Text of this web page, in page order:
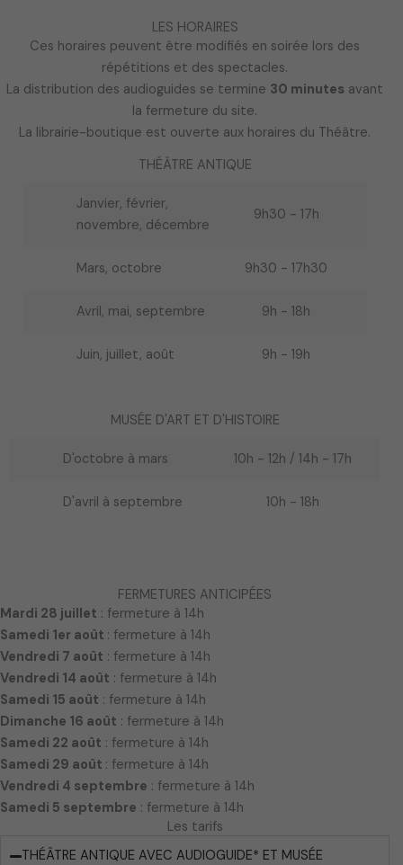
LES HORAIRES
Ces horaires peuvent être modifiés en soirée lors des
répétitions et des spectacles.
La distribution des audioguides se termine 30 minutes avant
la fermeture du site.
La librairie-boutique est ouverte aux horaires du Théâtre.
THÉÂTRE ANTIQUE
Janvier, février,
novembre, décembre
9h30 - 17h
Mars, octobre 9h30 - 17h30
Avril, mai, septembre 9h - 18h
Juin, juillet, août 9h - 19h
MUSÉE D'ART ET D'HISTOIRE
D'octobre à mars 10h - 12h / 14h - 17h
D'avril à septembre 10h - 18h
FERMETURES ANTICIPÉES
Mardi 28 juillet : fermeture à 14h
Samedi 1er août : fermeture à 14h
Vendredi 7 août : fermeture à 14h
Vendredi 14 août : fermeture à 14h
Samedi 15 août : fermeture à 14h
Dimanche 16 août : fermeture à 14h
Samedi 22 août : fermeture à 14h
Samedi 29 août : fermeture à 14h
Vendredi 4 septembre : fermeture à 14h
Samedi 5 septembre : fermeture à 14h
Les tarifs
THÉÂTRE ANTIQUE AVEC AUDIOGUIDE* ET MUSÉE